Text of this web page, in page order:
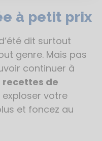
à petit prix
dit surtout
genre. Mais pas
continuer à
recettes de
votre
et foncez au